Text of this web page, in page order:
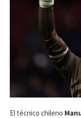
El técnico chileno